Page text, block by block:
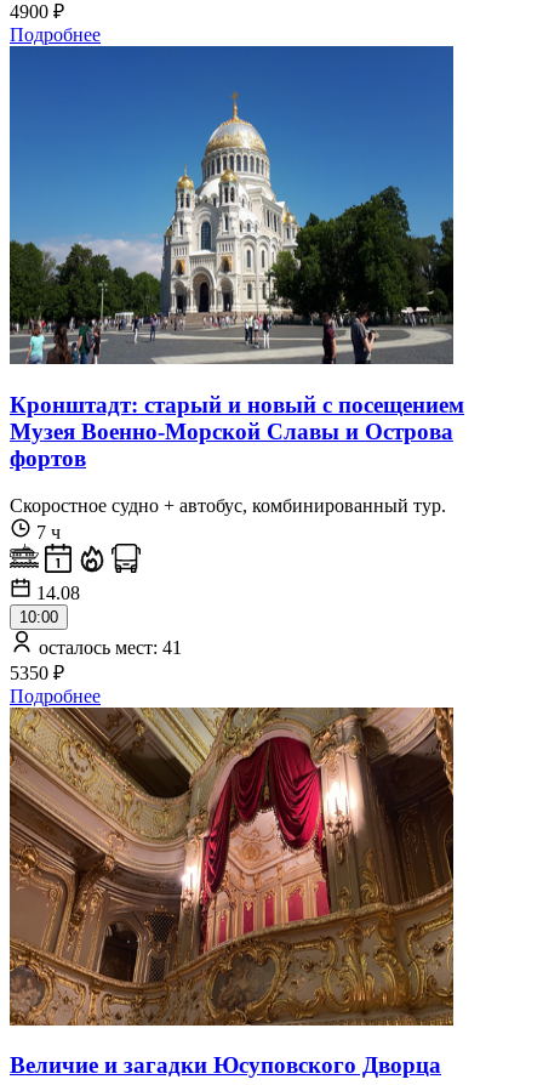
4900 ₽
Подробнее
Кронштадт: старый и новый с посещением
Музея Военно-Морской Славы и Острова
фортов
Скоростное судно + автобус, комбинированный тур.
7 ч
14.08
10:00
осталось мест: 41
5350 ₽
Подробнее
Величие и загадки Юсуповского Дворца